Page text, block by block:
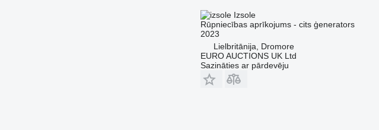
Izsole
Rūpniecības aprīkojums - cits ģenerators
2023
Lielbritānija, Dromore
EURO AUCTIONS UK Ltd
Sazināties ar pārdevēju